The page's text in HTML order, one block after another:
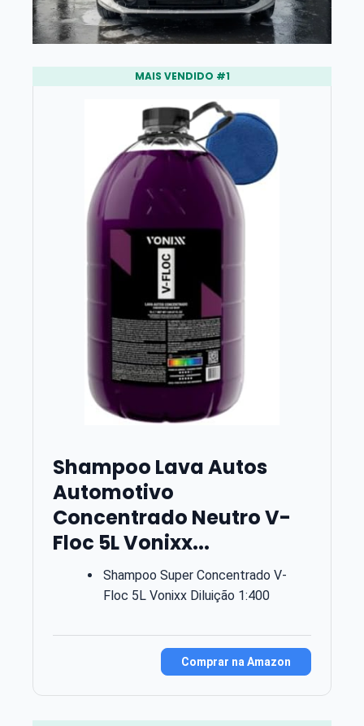
MAIS VENDIDO #1
Shampoo Lava Autos
Automotivo
Concentrado Neutro V-
Floc 5L Vonixx...
Shampoo Super Concentrado V-
Floc 5L Vonixx Diluição 1:400
Comprar na Amazon